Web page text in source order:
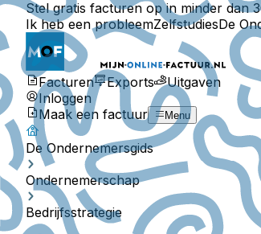
Stel gratis facturen op in minder dan
Ik heb een probleemZelfstudiesDe
Facturen Exports
Uitgaven
Inloggen
Maak een factuur
Menu
De Ondernemersgids
Ondernemerschap
Bedrijfsstrategie